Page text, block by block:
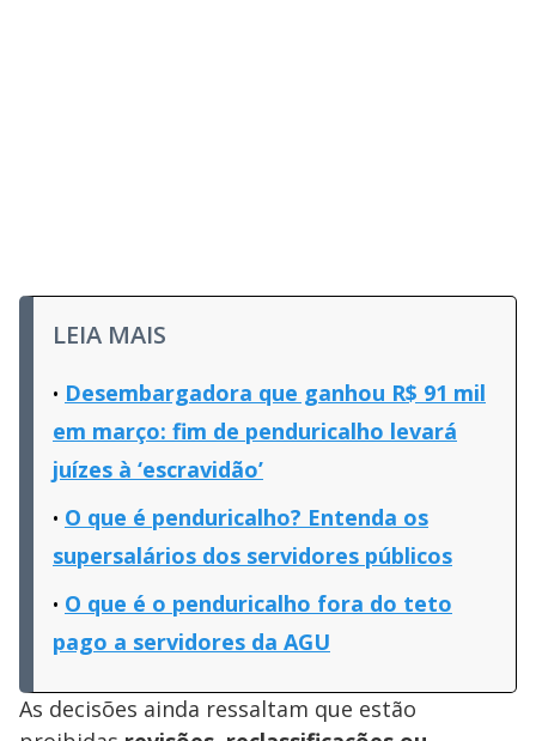
LEIA MAIS
Desembargadora que ganhou R$ 91 mil
em março: fim de penduricalho levará
juízes à ‘escravidão’
O que é penduricalho? Entenda os
supersalários dos servidores públicos
O que é o penduricalho fora do teto
pago a servidores da AGU
As decisões ainda ressaltam que estão